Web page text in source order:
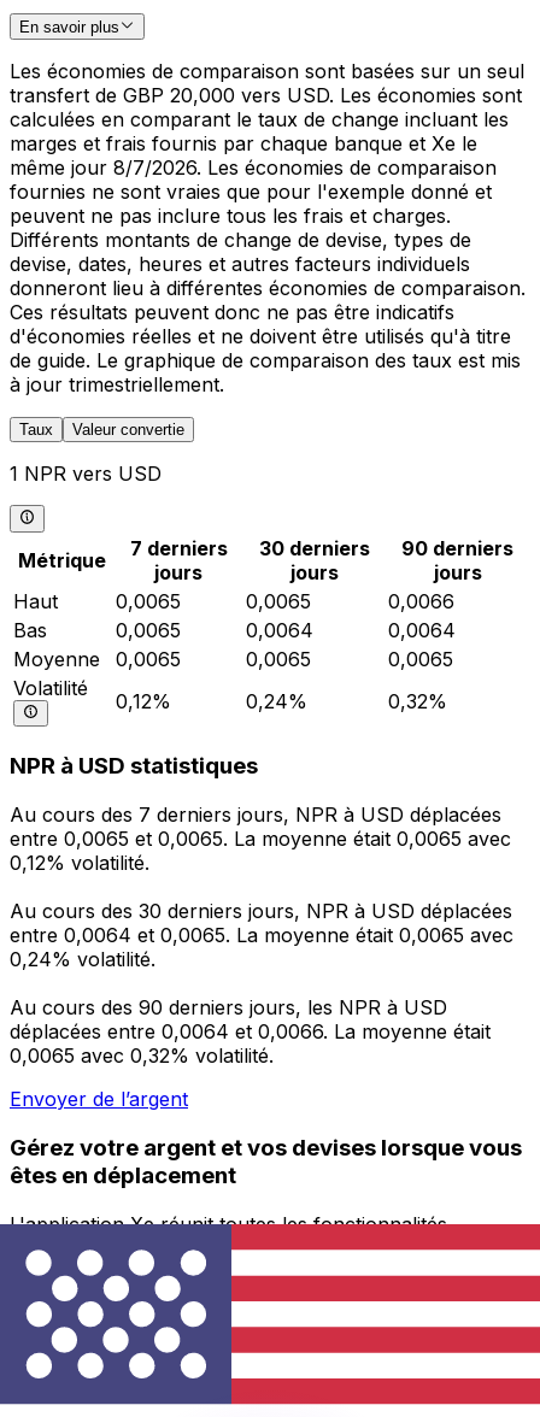
En savoir plus
Les économies de comparaison sont basées sur un seul
transfert de GBP 20,000 vers USD. Les économies sont
calculées en comparant le taux de change incluant les
marges et frais fournis par chaque banque et Xe le
même jour 8/7/2026. Les économies de comparaison
fournies ne sont vraies que pour l'exemple donné et
peuvent ne pas inclure tous les frais et charges.
Différents montants de change de devise, types de
devise, dates, heures et autres facteurs individuels
donneront lieu à différentes économies de comparaison.
Ces résultats peuvent donc ne pas être indicatifs
d'économies réelles et ne doivent être utilisés qu'à titre
de guide. Le graphique de comparaison des taux est mis
à jour trimestriellement.
Taux Valeur convertie
1 NPR vers USD
Métrique
7 derniers
jours
30 derniers
jours
90 derniers
jours
Haut
0,0065 0,0065
0,0066
Bas
0,0065 0,0064
0,0064
Moyenne
0,0065 0,0065
0,0065
Volatilité
0,12% 0,24% 0,32%
NPR à USD statistiques
Au cours des 7 derniers jours, NPR à USD déplacées
entre 0,0065 et 0,0065. La moyenne était 0,0065 avec
0,12% volatilité.
Au cours des 30 derniers jours, NPR à USD déplacées
entre 0,0064 et 0,0065. La moyenne était 0,0065 avec
0,24% volatilité.
Au cours des 90 derniers jours, les NPR à USD
déplacées entre 0,0064 et 0,0066. La moyenne était
0,0065 avec 0,32% volatilité.
Envoyer de l’argent
Gérez votre argent et vos devises lorsque vous
êtes en déplacement
L'application Xe réunit toutes les fonctionnalités
nécessaires pour vos transferts d'argent internationaux
et la gestion de vos devises. Convertissez des devises,
programmez des alertes de taux et transférez de
l'argent à l'étranger sans frais cachés. Téléchargez
l'application dès aujourd'hui !